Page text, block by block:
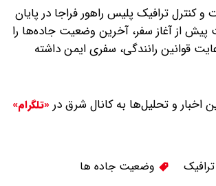
و کنترل ترافیک پلیس راهور فراجا در پایان
پیش از آغاز سفر، آخرین وضعیت جاده‌ها را
قوانین رانندگی، سفری ایمن داشته
اخبار و تحلیل‌ها به کانال شرق در «تلگرام»
ترافیک وضعیت جاده ها